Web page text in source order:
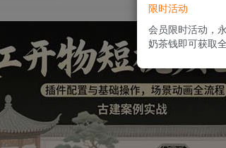
限时活动
会员限时活动，
奶茶钱即可获取